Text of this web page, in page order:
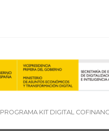
PROGRAMA KIT DIGITAL